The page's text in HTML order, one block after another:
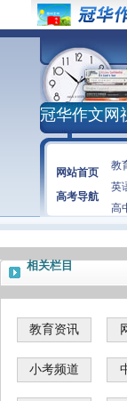
冠华作文网
网站首页
高考导航
教
英
高
相关栏目
教育资讯
小考频道